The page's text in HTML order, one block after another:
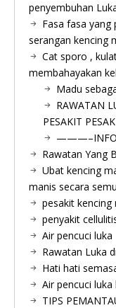
penyembuhan
Fasa fasa yang
serangan kencing
Cat sporo ,
membahayakan
Madu
RAWATAN
PESAKIT
Rawatan Yang
Ubat kencing
manis secara
pesakit kencing
penyakit
Air pencuci luka
Rawatan Luka
Hati hati
Air pencuci
TIPS